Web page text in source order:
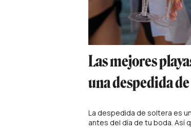
Las mejores
una despedida
La despedida de soltera es
antes del día de tu boda. Así